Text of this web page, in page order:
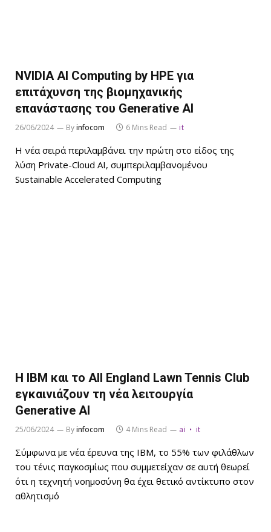
NVIDIA AI Computing by HPE για
επιτάχυνση της βιομηχανικής
επανάστασης του Generative AI
26/06/2024 Byinfocom 6 Mins Read it
Η νέα σειρά περιλαμβάνει την πρώτη στο είδος της
λύση Private-Cloud AI, συμπεριλαμβανομένου
Sustainable Accelerated Computing
Η IBM και το All England Lawn Tennis Club
εγκαινιάζουν τη νέα λειτουργία
Generative AI
25/06/2024 Byinfocom 4 Mins Read ai it
Σύμφωνα με νέα έρευνα της IBM, το 55% των φιλάθλων
του τένις παγκοσμίως που συμμετείχαν σε αυτή θεωρεί
ότι η τεχνητή νοημοσύνη θα έχει θετικό αντίκτυπο στον
αθλητισμό